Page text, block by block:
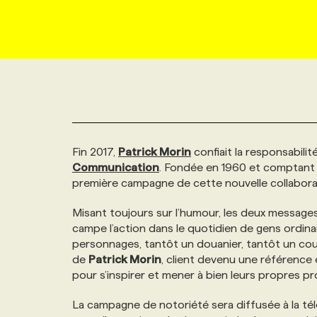
INITIATIVES NUMÉRIQUES
TENDANCES
MARKETING DURABLE
ÉVÉNEMENTIEL
ANNONCEZ AVEC NOUS
PROFIL ENTREPRISE
ANNONCEZ AVEC NOUS
PROFIL CANDIDAT
ANNONCEZ AVEC NOUS
NOS PARCOURS DE FORMATIONS
NOS FORMATEUR‧RICES
SERVICE DE CHASSE DE TÊTE
NOS EXPERTISES
Fin 2017, Patrick Morin confiait la
Communication . Fondée en 1960 et
première campagne de cette nouvelle
Misant toujours sur l’humour, les deux
campe l’action dans le quotidien de gens
personnages, tantôt un douanier, tantôt un
de Patrick Morin , client devenu une
pour s’inspirer et mener à bien leurs propres
La campagne de notoriété sera diffusée à la